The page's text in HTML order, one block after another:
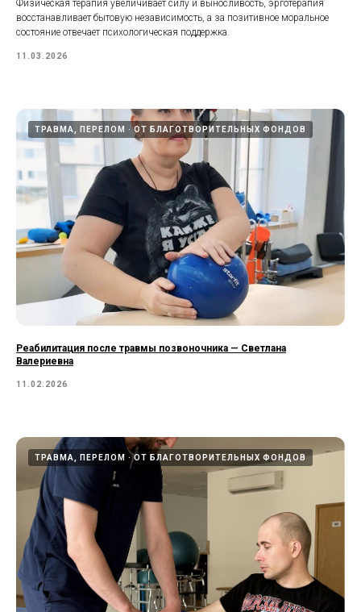
Физическая терапия увеличивает силу и выносливость, эрготерапия
восстанавливает бытовую независимость, а за позитивное моральное
состояние отвечает психологическая поддержка.
11.03.2026
ТРАВМА, ПЕРЕЛОМ ОТ БЛАГОТВОРИТЕЛЬНЫХ ФОНДОВ
Реабилитация после травмы позвоночника — Светлана
Валериевна
11.02.2026
ТРАВМА, ПЕРЕЛОМ ОТ БЛАГОТВОРИТЕЛЬНЫХ ФОНДОВ